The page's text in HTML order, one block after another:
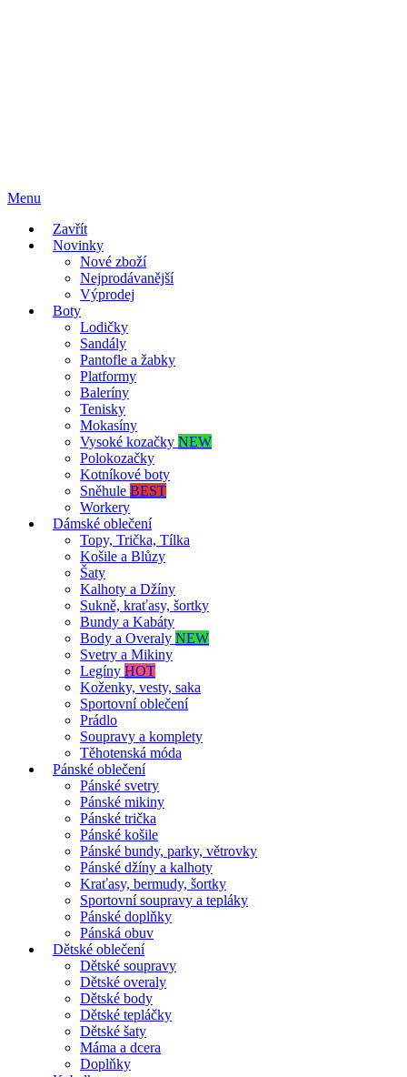
Menu
Zavřít
Novinky
Nové zboží
Nejprodávanější
Výprodej
Boty
Lodičky
Sandály
Pantofle a žabky
Platformy
Baleríny
Tenisky
Mokasíny
Vysoké kozačky NEW
Polokozačky
Kotníkové boty
Sněhule BEST
Workery
Dámské oblečení
Topy, Trička, Tílka
Košile a Blůzy
Šaty
Kalhoty a Džíny
Sukně, kraťasy, šortky
Bundy a Kabáty
Body a Overaly NEW
Svetry a Mikiny
Legíny HOT
Koženky, vesty, saka
Sportovní oblečení
Prádlo
Soupravy a komplety
Těhotenská móda
Pánské oblečení
Pánské svetry
Pánské mikiny
Pánské trička
Pánské košile
Pánské bundy, parky, větrovky
Pánské džíny a kalhoty
Kraťasy, bermudy, šortky
Sportovní soupravy a tepláky
Pánské doplňky
Pánská obuv
Dětské oblečení
Dětské soupravy
Dětské overaly
Dětské body
Dětské tepláčky
Dětské šaty
Máma a dcera
Doplňky